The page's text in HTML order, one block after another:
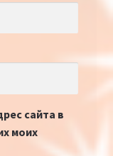
сайта в
моих